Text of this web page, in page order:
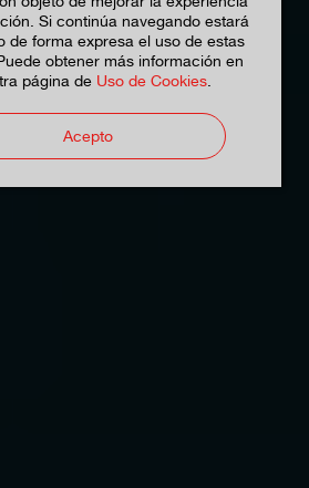
Si continúa navegando estará
de forma expresa el uso de estas
obtener más información en
página de Uso de Cookies.
Acepto